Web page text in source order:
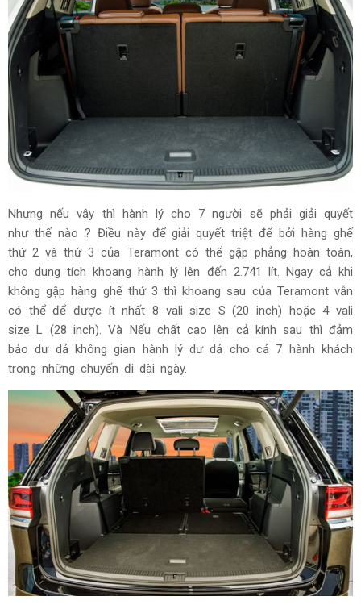
Nhưng nếu vậy thì hành lý cho 7 người sẽ phải giải quyết
như thế nào ? Điều này để giải quyết triệt để bởi hàng ghế
thứ 2 và thứ 3 của Teramont có thể gập phẳng hoàn toàn,
cho dung tích khoang hành lý lên đến 2.741 lít. Ngay cả khi
không gập hàng ghế thứ 3 thì khoang sau của Teramont vẫn
có thể để được ít nhất 8 vali size S (20 inch) hoặc 4 vali
size L (28 inch). Và Nếu chất cao lên cả kính sau thì đảm
bảo dư dả không gian hành lý dư dả cho cả 7 hành khách
trong những chuyến đi dài ngày.